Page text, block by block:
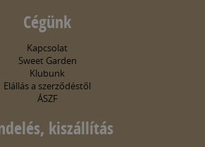
Cégünk
Kapcsolat
Sweet Garden
Klubunk
Elállás a szerződéstől
ÁSZF
kiszállítás